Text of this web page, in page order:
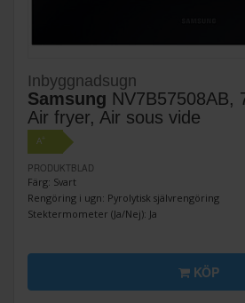
Inbyggnadsugn
Samsung NV7B57508AB,
Air fryer, Air sous vide
A+
PRODUKTBLAD
Färg: Svart
Rengöring i ugn: Pyrolytisk självrengöring
Stektermometer (Ja/Nej): Ja
KÖP